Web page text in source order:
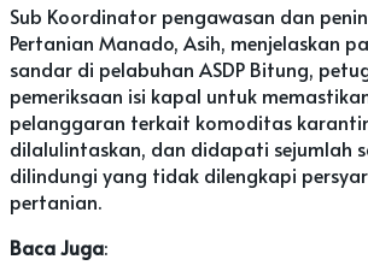
Sub Koordinator pengawasan dan
Pertanian Manado, Asih, menjelaskan
sandar di pelabuhan ASDP Bitung,
pemeriksaan isi kapal untuk
pelanggaran terkait komoditas
dilalulintaskan, dan didapati sejumlah
dilindungi yang tidak dilengkapi
pertanian.
Baca Juga: